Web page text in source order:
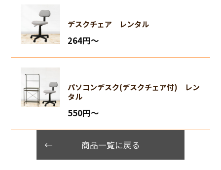
デスクチェア レンタル
264円〜
パソコンデスク(デスクチェア付) レン
タル
550円〜
商品一覧に戻る